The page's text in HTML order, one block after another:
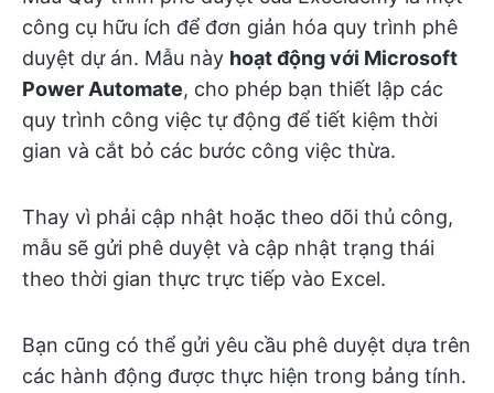
công cụ hữu ích để đơn giản hóa quy trình phê
duyệt dự án. Mẫu này hoạt động với Microsoft
Power Automate, cho phép bạn thiết lập các
quy trình công việc tự động để tiết kiệm thời
gian và cắt bỏ các bước công việc thừa.
Thay vì phải cập nhật hoặc theo dõi thủ công,
mẫu sẽ gửi phê duyệt và cập nhật trạng thái
theo thời gian thực trực tiếp vào Excel.
Bạn cũng có thể gửi yêu cầu phê duyệt dựa trên
các hành động được thực hiện trong bảng tính.